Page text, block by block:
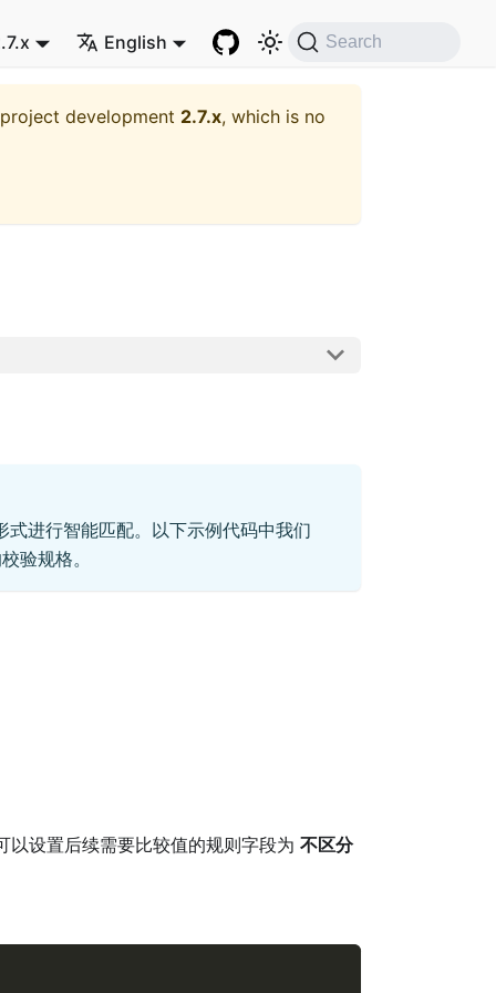
English Search
development 2.7.x, which is no
进行智能匹配。以下示例代码中我们
验规格。
以设置后续需要比较值的规则字段为 不区分